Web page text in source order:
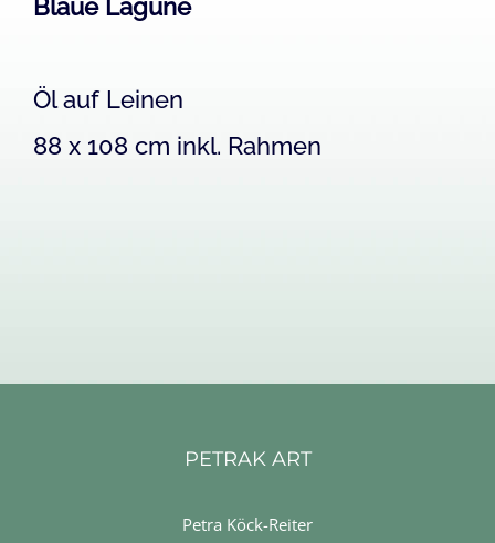
Blaue Lagune
Öl auf Leinen
88 x 108 cm inkl. Rahmen
PETRAK ART
Petra Köck-Reiter